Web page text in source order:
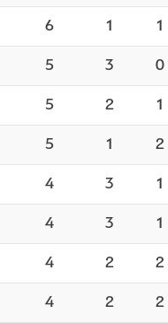
6 1 1
5 3 0
5 2 1
5 1 2
4 3 1
4 3 1
4 2 2
4 2 2